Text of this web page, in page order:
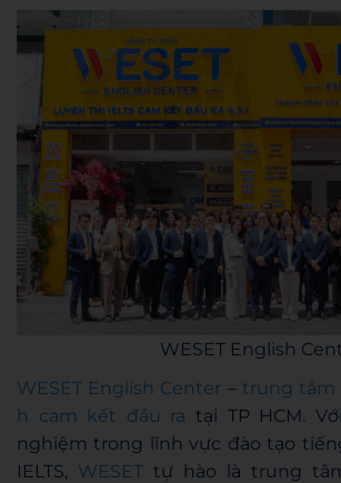
WESET English
WESET English Center – trung tâm
h cam kết đầu ra tại TP HCM.
nghiệm trong lĩnh vực đào tạo
IELTS, WESET tự hào là trung